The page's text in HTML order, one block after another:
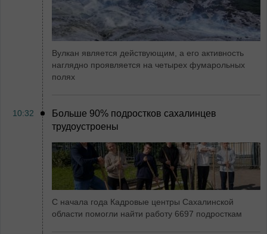
Вулкан является действующим, а его активность
наглядно проявляется на четырех фумарольных
полях
10:32
Больше 90% подростков сахалинцев
трудоустроены
С начала года Кадровые центры Сахалинской
области помогли найти работу 6697 подросткам